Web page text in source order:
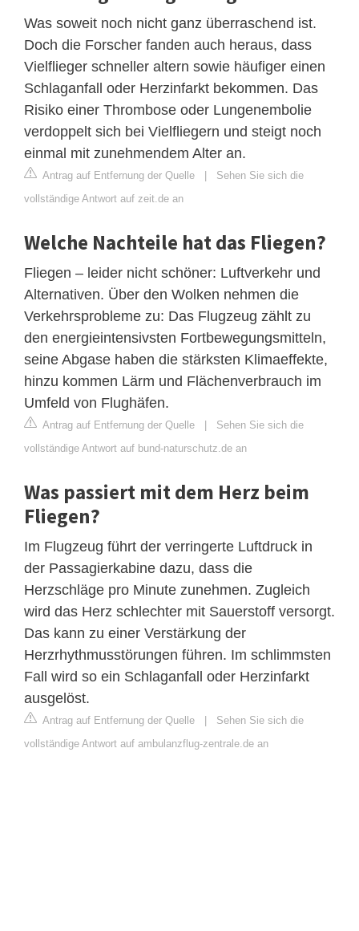
Was soweit noch nicht ganz überraschend ist.
Doch die Forscher fanden auch heraus, dass
Vielflieger schneller altern sowie häufiger einen
Schlaganfall oder Herzinfarkt bekommen. Das
Risiko einer Thrombose oder Lungenembolie
verdoppelt sich bei Vielfliegern und steigt noch
einmal mit zunehmendem Alter an.
Antrag auf Entfernung der Quelle | Sehen Sie sich die
vollständige Antwort auf zeit.de an
Welche Nachteile hat das Fliegen?
Fliegen – leider nicht schöner: Luftverkehr und
Alternativen. Über den Wolken nehmen die
Verkehrsprobleme zu: Das Flugzeug zählt zu
den energieintensivsten Fortbewegungsmitteln,
seine Abgase haben die stärksten Klimaeffekte,
hinzu kommen Lärm und Flächenverbrauch im
Umfeld von Flughäfen.
Antrag auf Entfernung der Quelle | Sehen Sie sich die
vollständige Antwort auf bund-naturschutz.de an
Was passiert mit dem Herz beim
Fliegen?
Im Flugzeug führt der verringerte Luftdruck in
der Passagierkabine dazu, dass die
Herzschläge pro Minute zunehmen. Zugleich
wird das Herz schlechter mit Sauerstoff versorgt.
Das kann zu einer Verstärkung der
Herzrhythmusstörungen führen. Im schlimmsten
Fall wird so ein Schlaganfall oder Herzinfarkt
ausgelöst.
Antrag auf Entfernung der Quelle | Sehen Sie sich die
vollständige Antwort auf ambulanzflug-zentrale.de an